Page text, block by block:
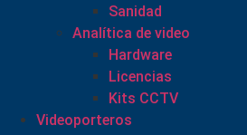
Sanidad
Analítica de video
Hardware
Licencias
Kits CCTV
Videoporteros